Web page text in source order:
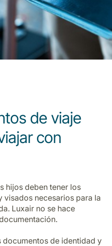
de viaje
con
hijos deben tener los
necesarios para la
Luxair no se hace
documentos de identidad y